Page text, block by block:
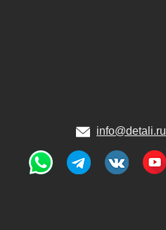
info@detali.ru